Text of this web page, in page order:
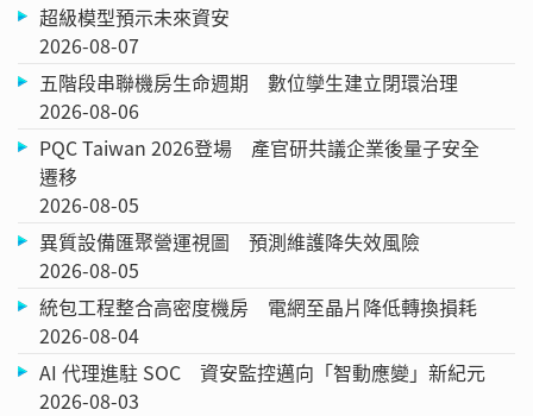
超級模型預示未來資安
2026-08-07
五階段串聯機房生命週期 數位孿生建立閉環治理
2026-08-06
PQC Taiwan 2026登場 產官研共議企業後量子安全
遷移
2026-08-05
異質設備匯聚營運視圖 預測維護降失效風險
2026-08-05
統包工程整合高密度機房 電網至晶片降低轉換損耗
2026-08-04
AI 代理進駐 SOC 資安監控邁向「智動應變」新紀元
2026-08-03